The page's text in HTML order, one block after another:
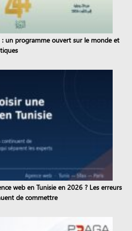
un programme ouvert sur le monde et
web en Tunisie en 2026 ? Les erreurs
de commettre